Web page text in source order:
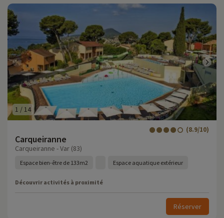
1 / 14
Carqueiranne
(8.9/10)
Carqueiranne - Var (83)
Espace bien-être de 133m2 Espace aquatique extérieur
Découvrir activités à proximité
Réserver